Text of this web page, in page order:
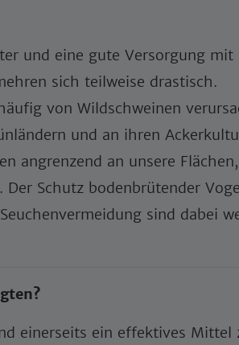
und eine gute Versorgung mit
sich teilweise drastisch.
von Wildschweinen
und an ihren
angrenzend an unsere
Schutz bodenbrütender
sind dabei
einerseits ein effektives Mittel